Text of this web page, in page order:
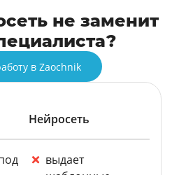
не заменит
в Zaochnik
Нейросеть
выдает